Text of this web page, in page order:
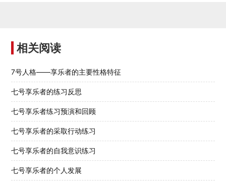
相关阅读
7号人格——享乐者的主要性格特征
七号享乐者的练习反思
七号享乐者练习预演和回顾
七号享乐者的采取行动练习
七号享乐者的自我意识练习
七号享乐者的个人发展